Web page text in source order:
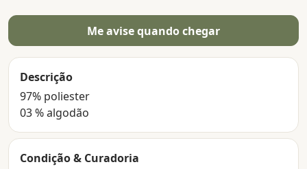
Me avise quando chegar
Descrição
97% poliester
03 % algodão
Condição & Curadoria